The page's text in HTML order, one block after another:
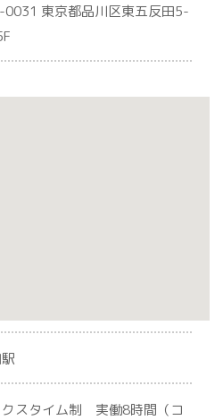
0031 東京都品川区東五反田5-
クスタイム制 実働8時間（コ